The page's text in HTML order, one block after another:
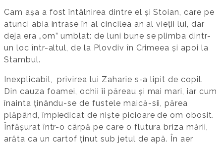
Cam așa a fost întâlnirea dintre el și Stoian, care pe
atunci abia intrase în al cincilea an al vieții lui, dar
deja era „om” umblat: de luni bune se plimba dintr-
un loc într-altul, de la Plovdiv în Crimeea și apoi la
Stambul.
Inexplicabil, privirea lui Zaharie s-a lipit de copil.
Din cauza foamei, ochii îi păreau și mai mari, iar cum
înainta ținându-se de fustele maică-sii, părea
plăpând, împiedicat de niște picioare de om obosit.
Înfășurat într-o cârpă pe care o flutura briza mării,
arăta ca un cartof ținut sub jetul de apă. În aer